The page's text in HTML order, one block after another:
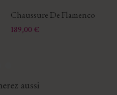
Chaussure De Flamenco
Prix
189,00 €
aussi